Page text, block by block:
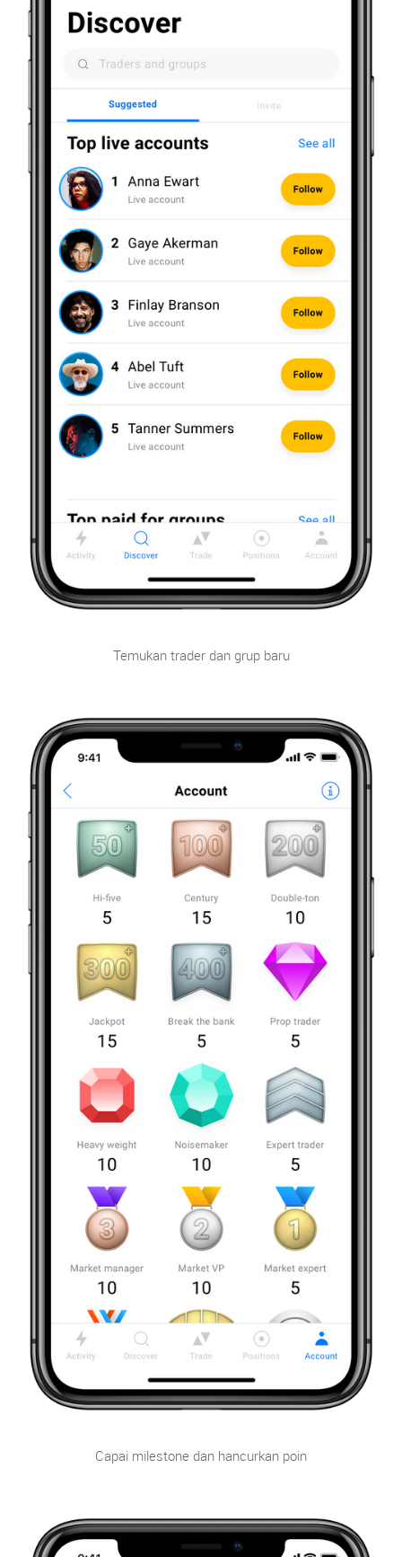
Temukan trader dan grup baru
Capai milestone dan hancurkan poin